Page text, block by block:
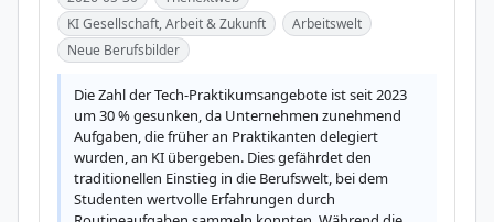
KI Gesellschaft, Arbeit & Zukunft
Arbeitswelt
Neue Berufsbilder
Die Zahl der Tech-Praktikumsangebote ist seit 2023
um 30 % gesunken, da Unternehmen zunehmend
Aufgaben, die früher an Praktikanten delegiert
wurden, an KI übergeben. Dies gefährdet den
traditionellen Einstieg in die Berufswelt, bei dem
Studenten wertvolle Erfahrungen durch